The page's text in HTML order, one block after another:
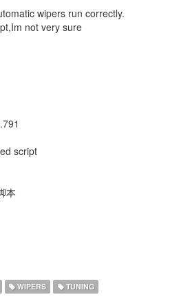
wipers run correctly.
not very sure
script
本
WIPERS TUNING